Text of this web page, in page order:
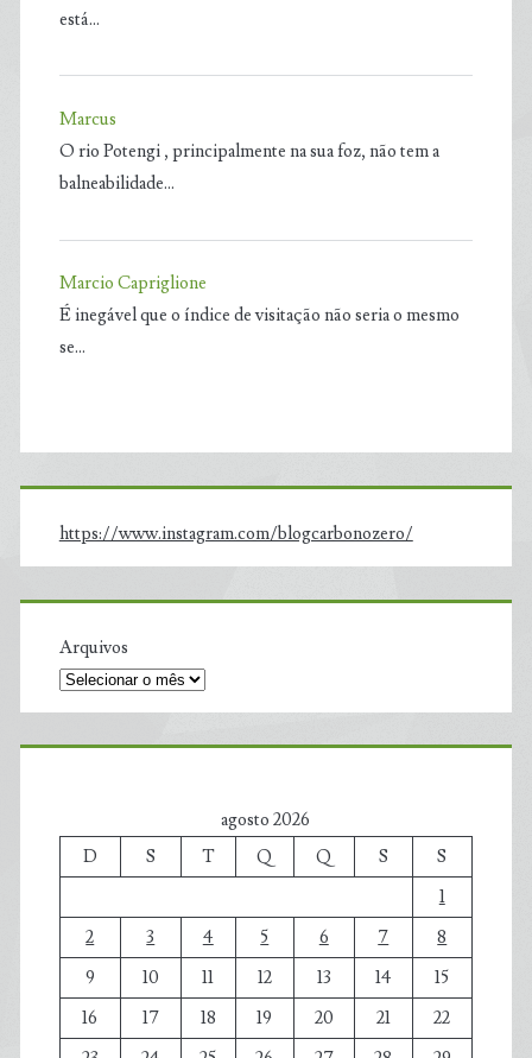
está…
Marcus
O rio Potengi , principalmente na sua foz, não tem a
balneabilidade…
Marcio Capriglione
É inegável que o índice de visitação não seria o mesmo
se…
https://www.instagram.com/blogcarbonozero/
Arquivos
agosto 2026
D
S T Q Q S
S
1
2
3 4 5 6 7
8
9
10 11 12 13 14
15
16
17 18 19 20 21
22